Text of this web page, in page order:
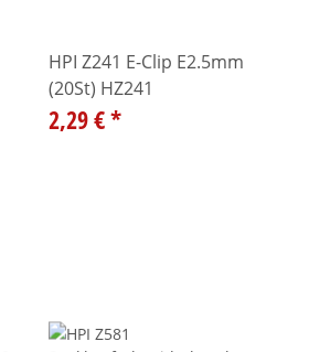
HPI Z241 E-Clip E2.5mm
(20St) HZ241
2,29 €*